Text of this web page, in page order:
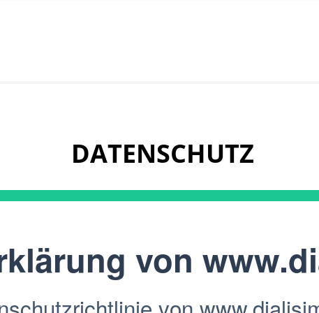
DATENSCHUTZ
von